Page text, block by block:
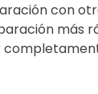
con
más